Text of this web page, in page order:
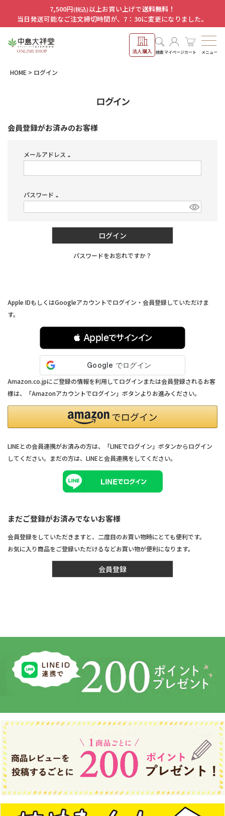
7,500円(税込)以上お買い上げで送料無料！
当日発送可能なご注文締切時間が、7：30に変更になりました。
法人購入 検索マイページカート メニュー
HOME ログイン
ログイン
会員登録がお済みのお客様
メールアドレス
パスワード
(必
ログイン
パスワードをお忘れですか？
Apple IDもしくはGoogleアカウントでログイン・会員登録していただけま
す。
 Appleでサインイン
Amazon.co.jpにご登録の情報を利用してログインまたは会員登録されるお客
様は、「Amazonアカウントでログイン」ボタンよりお進みください。
LINEとの会員連携がお済みの方は、「LINEでログイン」ボタンからログイン
してください。まだの方は、 LINEと会員連携をしてください。
まだご登録がお済みでないお客様
会員登録をしていただきますと、二度目のお買い物時にとても便利です。
お気に入り商品をご登録いただけるなどお買い物が便利になります。
会員登録